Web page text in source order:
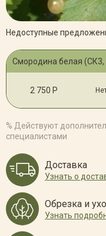
Недоступные
Смородина белая (СК3,
2 750 Р
% Действуют
специалистами
Доставка
Узнать о
Обрезка и
Узнать